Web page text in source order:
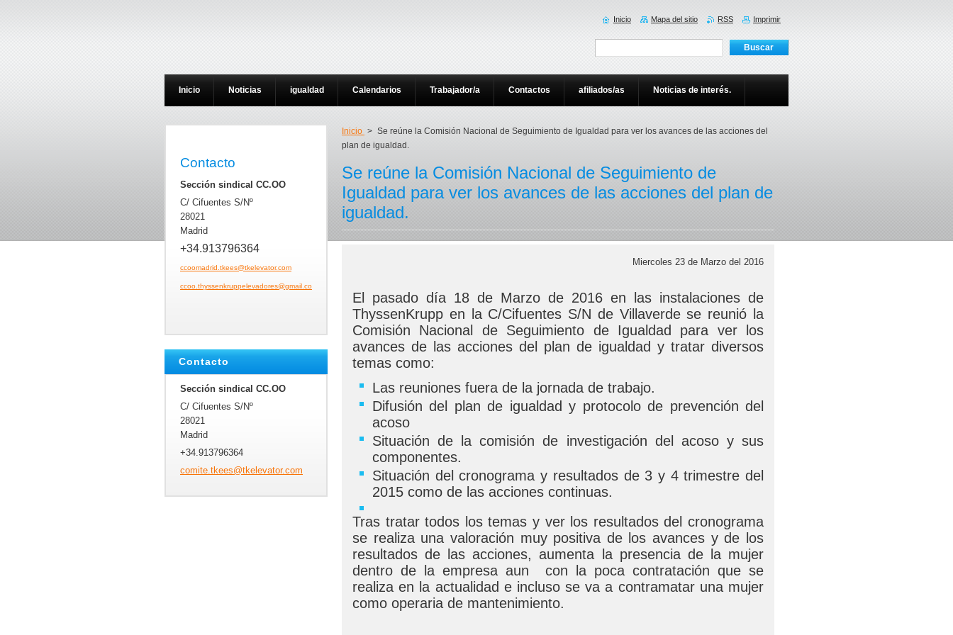
Inicio > Se reúne la Comisión Nacional de Seguimiento de Igualdad para ver los avances de las acciones del
plan de igualdad.
Se reúne la Comisión Nacional de Seguimiento de
Igualdad para ver los avances de las acciones del plan de
igualdad.
Miercoles 23 de Marzo del 2016
El pasado día 18 de Marzo de 2016 en las instalaciones de
ThyssenKrupp en la C/Cifuentes S/N de Villaverde se reunió la
Comisión Nacional de Seguimiento de Igualdad para ver los
avances de las acciones del plan de igualdad y tratar diversos
temas como:
Las reuniones fuera de la jornada de trabajo.
Difusión del plan de igualdad y protocolo de prevención del
acoso
Situación de la comisión de investigación del acoso y sus
componentes.
Situación del cronograma y resultados de 3 y 4 trimestre del
2015 como de las acciones continuas.
Tras tratar todos los temas y ver los resultados del cronograma
se realiza una valoración muy positiva de los avances y de los
resultados de las acciones, aumenta la presencia de la mujer
dentro de la empresa aun con la poca contratación que se
realiza en la actualidad e incluso se va a contramatar una mujer
como operaria de mantenimiento.
Contacto
Sección sindical CC.OO
C/ Cifuentes S/Nº
28021
Madrid
+34.913796364
ccoomadrid.tkees@tkelevator.com
ccoo.thyssenkruppelevadores@gmail.com
Contacto
Sección sindical CC.OO
C/ Cifuentes S/Nº
28021
Madrid
+34.913796364
comite.tkees@tke levator.com
Inicio Noticias igualdad Calendarios Trabajador/a Contactos afiliados/as Noticias de interés.
Inicio Mapa del sitio RSS Imprimir